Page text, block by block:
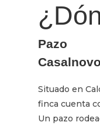
Pazo
Casalnovo
Situado en
finca cuenta
Un pazo